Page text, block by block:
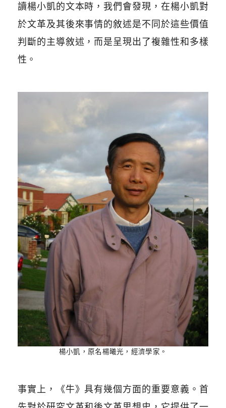
讀楊小凱的文本時，我們會發現，在楊小凱對
於文革及其後來事情的敘述是不同於這些價值
判斷的主導敘述，而是呈現出了複雜性和多樣
性。
楊小凱，原名楊曦光，經濟學家。
事實上，《牛》具有幾個方面的重要意義。首